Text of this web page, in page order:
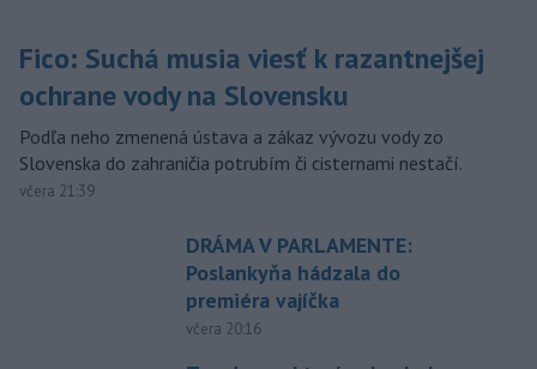
Fico: Suchá musia viesť k razantnejšej
ochrane vody na Slovensku
Podľa neho zmenená ústava a zákaz vývozu vody zo
Slovenska do zahraničia potrubím či cisternami nestačí.
včera 21:39
DRÁMA V PARLAMENTE:
Poslankyňa hádzala do
premiéra vajíčka
včera 20:16